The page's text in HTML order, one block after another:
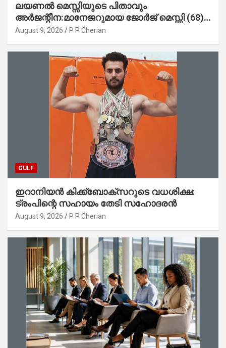
ലയണൽ മെസ്സിയുടെ പിതാവും
അർജന്റീന:മാനേജറുമായ ജോർജ് മെസ്സി (68)
അന്തരിച്ചു
August 9, 2026 P P Cherian
GULF
ഇറാനിയൻ കിക്ക്ബോക്സറുടെ വധശിക്ഷ:
ട്രംപിന്റെ സഹായം തേടി സഹോദരൻ
August 9, 2026 P P Cherian